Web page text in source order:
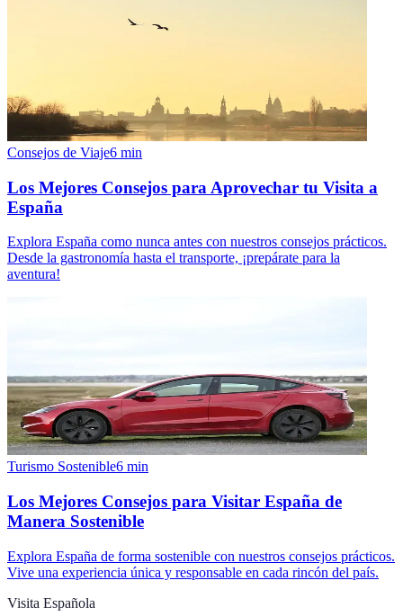
Consejos de Viaje6 min
Los Mejores Consejos para Aprovechar tu Visita a
España
Explora España como nunca antes con nuestros consejos prácticos.
Desde la gastronomía hasta el transporte, ¡prepárate para la
aventura!
Turismo Sostenible6 min
Los Mejores Consejos para Visitar España de
Manera Sostenible
Explora España de forma sostenible con nuestros consejos prácticos.
Vive una experiencia única y responsable en cada rincón del país.
Visita Española